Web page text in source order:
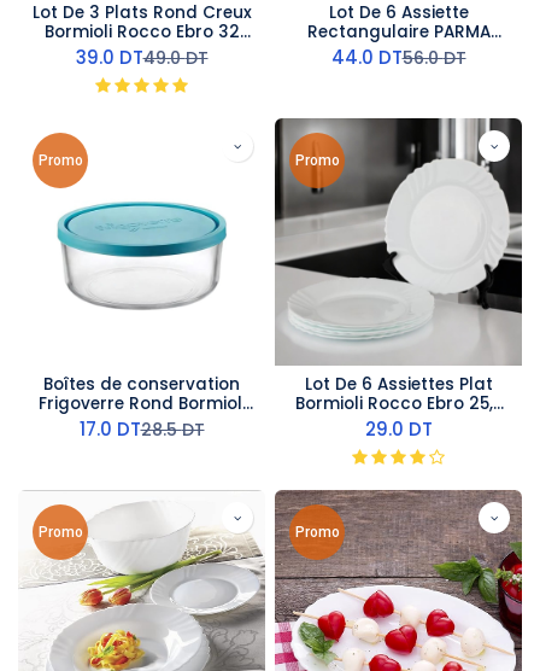
Lot De 3 Plats Rond Creux
Bormioli Rocco Ebro 32
Cm
39.0 DT49.0DT
Lot De 6 Assiette
Rectangulaire PARMA
28x20 Cm
44.0 DT56.0DT
Promo
Boîtes de conservation
Frigoverre Rond Bormioli
Rocco 159 CL
17.0 DT28.5DT
Promo
Lot De 6 Assiettes Plat
Bormioli Rocco Ebro 25,5
Cm
29.0 DT
Promo Promo